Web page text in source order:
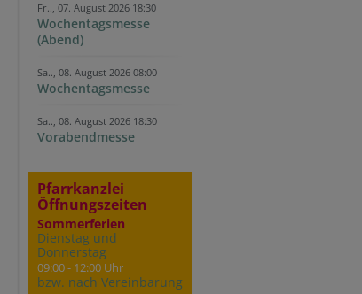
Fr.., 07. August 2026 18:30
Wochentagsmesse
(Abend)
Sa.., 08. August 2026 08:00
Wochentagsmesse
Sa.., 08. August 2026 18:30
Vorabendmesse
Pfarrkanzlei
Öffnungszeiten
Sommerferien
Dienstag und
Donnerstag
09:00 - 12:00 Uhr
bzw. nach Vereinbarung